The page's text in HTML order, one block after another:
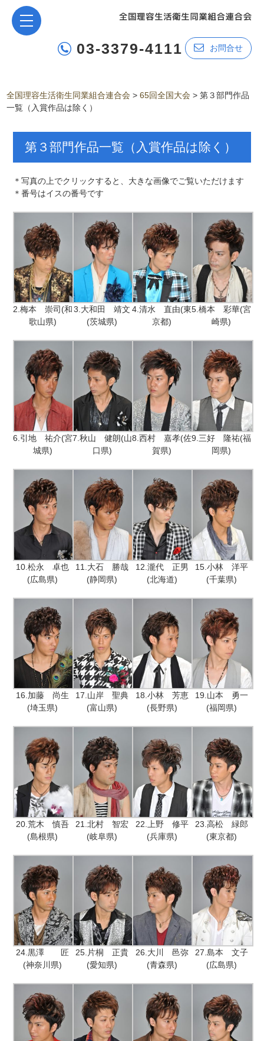
03-3379-4111 お問合せ
全国理容生活衛生同業組合連合会 >65回全国大会 >第３部門作品
一覧（入賞作品は除く）
第３部門作品一覧（入賞作品は除く）
＊写真の上でクリックすると、大きな画像でご覧いただけます
＊番号はイスの番号です
2.梅本 崇司(和
歌山県)
3.大和田 靖文
(茨城県)
4.清水 直由(東
京都)
5.橋本 彩華(宮
崎県)
6.引地 祐介(宮
城県)
7.秋山 健朗(山
口県)
8.西村 嘉孝(佐
賀県)
9.三好 隆祐(福
岡県)
10.松永 卓也
(広島県)
11.大石 勝哉
(静岡県)
12.瀧代 正男
(北海道)
15.小林 洋平
(千葉県)
16.加藤 尚生
(埼玉県)
17.山岸 聖典
(富山県)
18.小林 芳恵
(長野県)
19.山本 勇一
(福岡県)
20.荒木 慎吾
(島根県)
21.北村 智宏
(岐阜県)
22.上野 修平
(兵庫県)
23.高松 緑郎
(東京都)
24.黒澤 匠
(神奈川県)
25.片桐 正貴
(愛知県)
26.大川 邑弥
(青森県)
27.島本 文子
(広島県)